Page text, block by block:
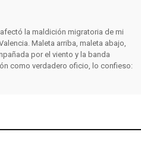
la maldición migratoria de mi
Maleta arriba, maleta abajo,
por el viento y la banda
como verdadero oficio, lo confieso: